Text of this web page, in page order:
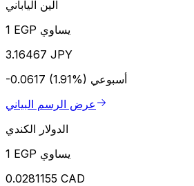
الين الياباني
1 EGP يساوي
3.16467 JPY
-0.0617 (1.91%) أسبوعي
عرض الرسم البياني
الدولار الكندي
1 EGP يساوي
0.0281155 CAD